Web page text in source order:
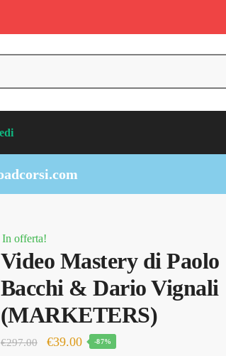
In offerta!
Video Mastery di Paolo
Bacchi & Dario Vignali
(MARKETERS)
€297.00
Il
€39.00Il
-87%